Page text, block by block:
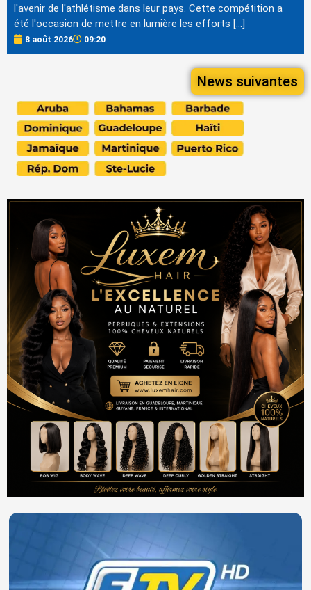
l'avenir de l'athlétisme dans leur pays. Cette compétition a
été l'occasion de mettre en lumière les efforts […]
8 août 2026 09:20
News suivantes